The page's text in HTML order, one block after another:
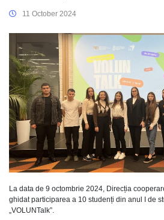
11 October 2024
La data de 9 octombrie 2024, Direcția
ghidat participarea a 10 studenți din anul I de
„VOLUNTalk”.